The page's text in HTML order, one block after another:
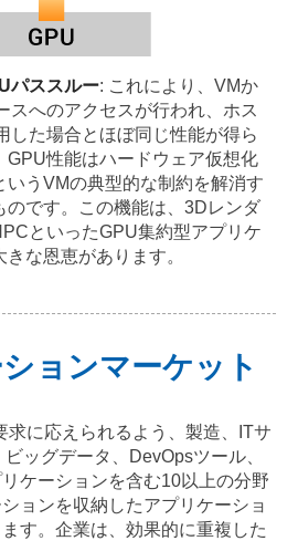
パススルー: これにより、VMか
スへのアクセスが行われ、ホス
した場合とほぼ同じ性能が得ら
GPU性能はハードウェア仮想化
いうVMの典型的な制約を解消す
のです。この機能は、3Dレンダ
といったGPU集約型アプリケ
な恩恵があります。
ョンマーケット
求に応えられるよう、製造、ITサ
ッグデータ、DevOpsツール、
ケーションを含む10以上の分野
ョンを収納したアプリケーショ
す。企業は、効果的に重複した